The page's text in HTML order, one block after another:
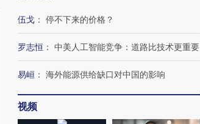
伍戈 ： 停不下来的价格？
罗志恒 ： 中美人工智能竞争：道路比技术更重要
易峘 ： 海外能源供给缺口对中国的影响
视频